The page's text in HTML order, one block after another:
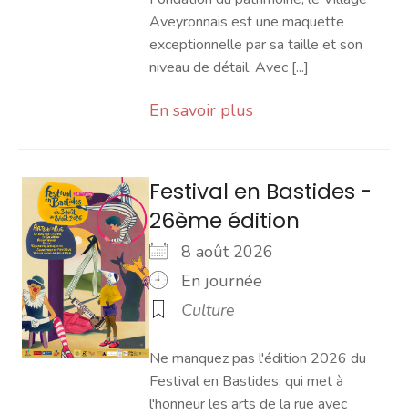
Aveyronnais est une maquette
exceptionnelle par sa taille et son
niveau de détail. Avec [...]
En savoir plus
Festival en Bastides -
26ème édition
8 août 2026
En journée
Culture
Ne manquez pas l'édition 2026 du
Festival en Bastides, qui met à
l'honneur les arts de la rue avec